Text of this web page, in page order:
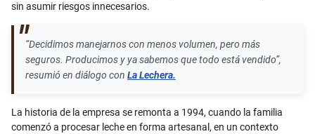
sin asumir riesgos innecesarios.
“Decidimos manejarnos con menos volumen, pero más
seguros. Producimos y ya sabemos que todo está vendido”,
resumió en diálogo con La Lechera.
La historia de la empresa se remonta a 1994, cuando la familia
comenzó a procesar leche en forma artesanal, en un contexto